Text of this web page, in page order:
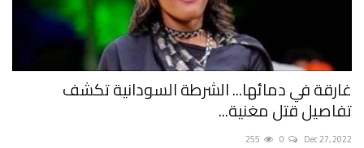
غارقة في دمائها... الشرطة السودانية تكشف
تفاصيل قتل مغنية...
Dec 27, 2022
0
255